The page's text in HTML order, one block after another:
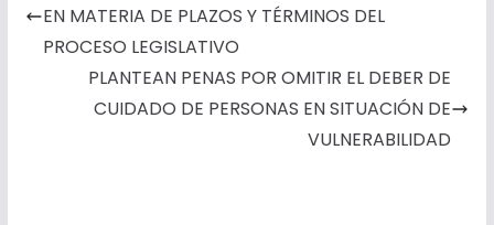
o
o
k
n
g
e
e
r
A
p
p
k
.
c
t
i
r
EN MATERIA DE PLAZOS Y TÉRMINOS DEL
PROCESO LEGISLATIVO
PLANTEAN PENAS POR OMITIR EL DEBER DE
CUIDADO DE PERSONAS EN SITUACIÓN DE
VULNERABILIDAD